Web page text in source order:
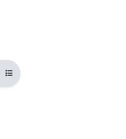
Abrir índice del curso